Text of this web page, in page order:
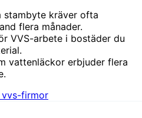
stambyte kräver ofta
flera månader.
VVS-arbete i bostäder du
vattenläckor erbjuder flera
vvs-firmor